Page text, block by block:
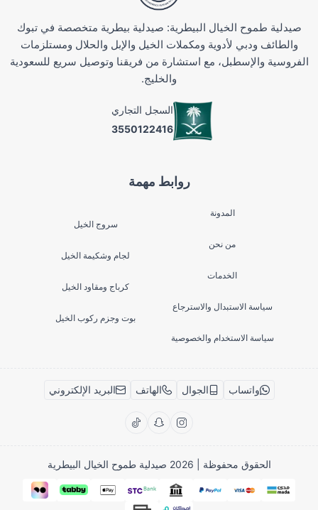
روابط مهمة
المدونة
من نحن
الخدمات
سياسة الاستبدال والاسترجاع
سياسة الاستخدام والخصوصية
سروج الخيل
لجام وشكيمة الخيل
كرباج ومقاود الخيل
بوت وجزم ركوب الخيل
صيدلية طموح الخيال البيطرية: صيدلية بيطرية متخصصة في تبوك
والطائف ودبي لأدوية ومكملات الخيل والإبل والحلال ومستلزمات
الفروسية والإسطبل، مع استشارة من فريقنا وتوصيل سريع للسعودية
والخليج.
السجل التجاري
3550122416
واتساب الجوال الهاتف البريد الإلكتروني
الحقوق محفوظة | 2026 صيدلية طموح الخيال البيطرية